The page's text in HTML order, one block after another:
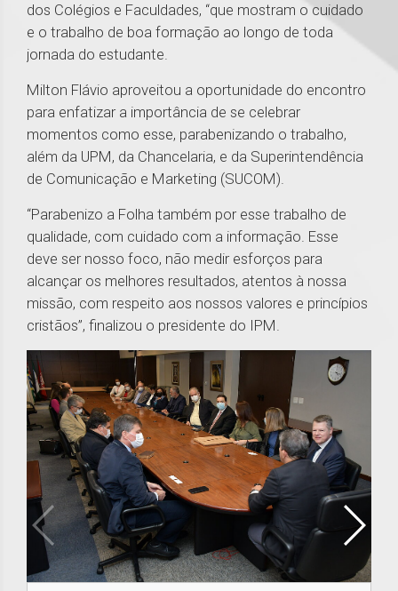
dos Colégios e Faculdades, “que mostram o cuidado
e o trabalho de boa formação ao longo de toda
jornada do estudante.
Milton Flávio aproveitou a oportunidade do encontro
para enfatizar a importância de se celebrar
momentos como esse, parabenizando o trabalho,
além da UPM, da Chancelaria, e da Superintendência
de Comunicação e Marketing (SUCOM).
“Parabenizo a Folha também por esse trabalho de
qualidade, com cuidado com a informação. Esse
deve ser nosso foco, não medir esforços para
alcançar os melhores resultados, atentos à nossa
missão, com respeito aos nossos valores e princípios
cristãos”, finalizou o presidente do IPM.